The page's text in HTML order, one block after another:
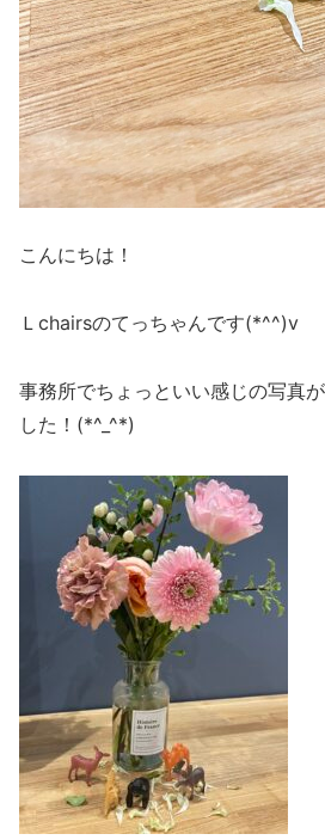
こんにちは！
Ｌchairsのてっちゃんです(*^^)v
事務所でちょっといい感じの写真
した！(*^_^*)